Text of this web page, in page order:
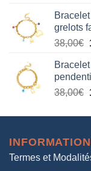
grelots
38,00€
38,00€
Termes et